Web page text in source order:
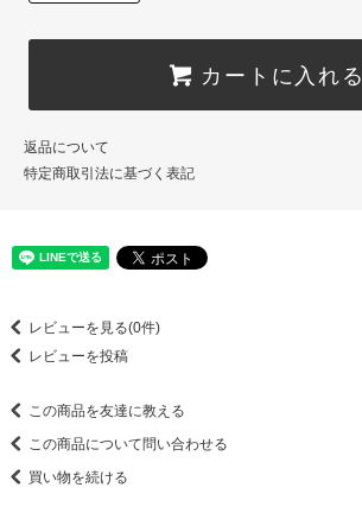
カートに入れる
返品について
特定商取引法に基づく表記
レビューを見る(0件)
レビューを投稿
この商品を友達に教える
この商品について問い合わせる
買い物を続ける